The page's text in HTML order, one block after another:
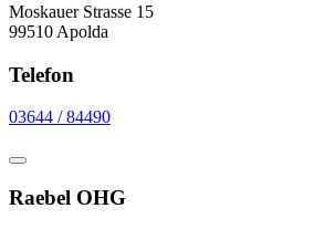
Moskauer Strasse 15
99510 Apolda
Telefon
03644 / 84490
Raebel OHG